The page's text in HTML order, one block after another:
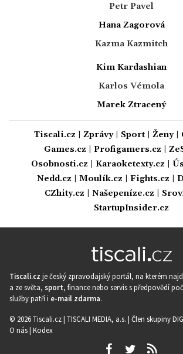
Petr Pavel
Hana Zagorová
Kazma Kazmitch
Kim Kardashian
Karlos Vémola
Marek Ztracený
Tiscali.cz Zprávy| Sport| Ženy|
Games.cz
Profigamers.cz
Osobnosti.cz
Karaoketexty.cz
Nedd.cz
Moulík.cz Fights.cz
CZhity.cz
Našepeníze.cz
StartupInsider.cz
Tiscali.cz je český zpravodajský portál, na kterém
a ze světa, sport, finance nebo servis s předpovědí
služby patří i e-mail zdarma.
© 2026 Tiscali.cz | TISCALI MEDIA, a.s. | Člen skupiny
O nás| Kodex